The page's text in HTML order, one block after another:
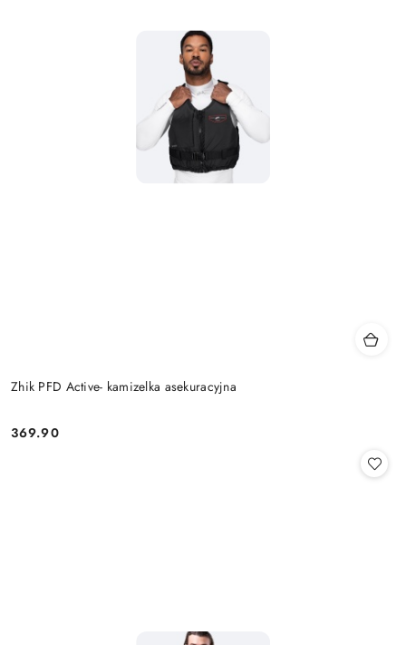
Zhik PFD Active- kamizelka asekuracyjna
Cena:
369.90